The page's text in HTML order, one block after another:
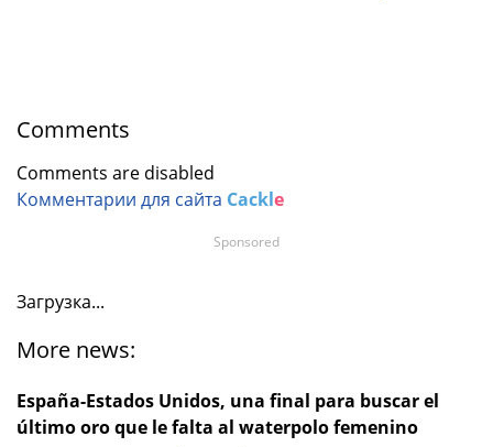
Comments
Comments are disabled
Комментарии для сайта Cackle
Загрузка...
More news:
España-Estados Unidos, una final para buscar el
último oro que le falta al waterpolo femenino
Sponsored